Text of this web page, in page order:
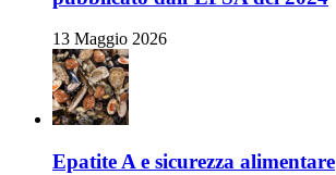
13 Maggio 2026
Epatite A e sicurezza alimentare